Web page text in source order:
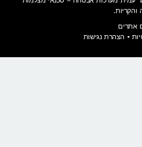
• הצהרת נגישות